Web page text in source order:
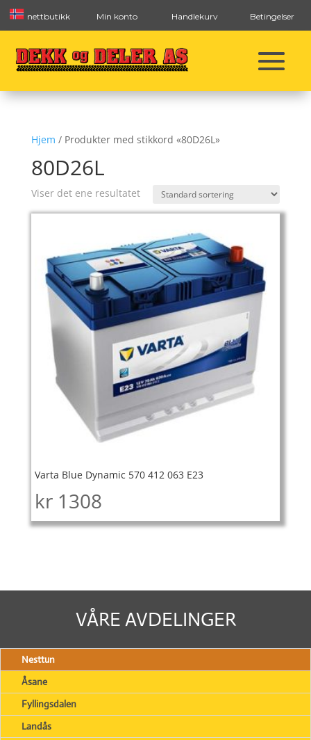
nettbutikk Min konto Handlekurv Betingelser
Hjem / Produkter med stikkord «80D26L»
80D26L
Viser det ene resultatet
Varta Blue Dynamic 570 412 063 E23
kr 1308
VÅRE AVDELINGER
Nesttun
Åsane
Fyllingsdalen
Landås